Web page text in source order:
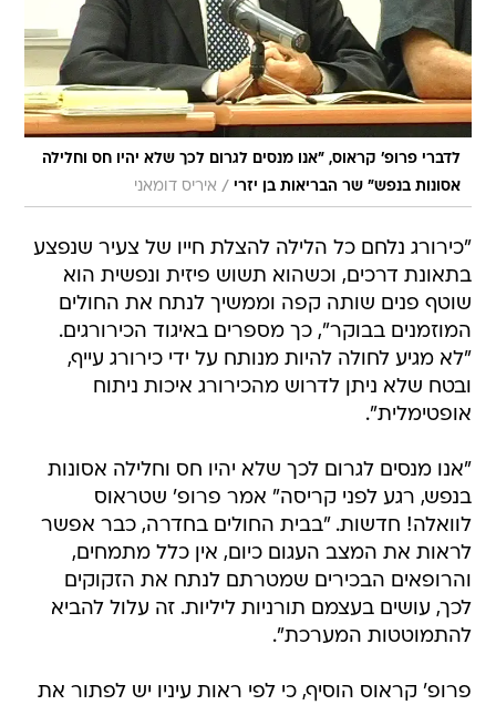
לדברי פרופ' קראוס, "אנו מנסים לגרום לכך שלא יהיו חס וחלילה
אסונות בנפש" שר הבריאות בן יזרי / איריס דומאני
"כירורג נלחם כל הלילה להצלת חייו של צעיר שנפצע
בתאונת דרכים, וכשהוא תשוש פיזית ונפשית הוא
שוטף פנים שותה קפה וממשיך לנתח את החולים
המוזמנים בבוקר", כך מספרים באיגוד הכירורגים.
"לא מגיע לחולה להיות מנותח על ידי כירורג עייף,
ובטח שלא ניתן לדרוש מהכירורג איכות ניתוח
אופטימלית".
"אנו מנסים לגרום לכך שלא יהיו חס וחלילה אסונות
בנפש, רגע לפני קריסה" אמר פרופ' שטראוס
לוואלה! חדשות. "בבית החולים בחדרה, כבר אפשר
לראות את המצב העגום כיום, אין כלל מתמחים,
והרופאים הבכירים שמטרתם לנתח את הזקוקים
לכך, עושים בעצמם תורניות ליליות. זה עלול להביא
להתמוטטות המערכת".
פרופ' קראוס הוסיף, כי לפי ראות עיניו יש לפתור את